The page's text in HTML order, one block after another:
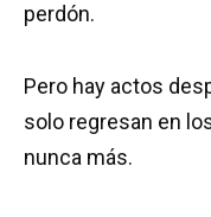
perdón.
Pero hay actos
solo regresan en
nunca más.